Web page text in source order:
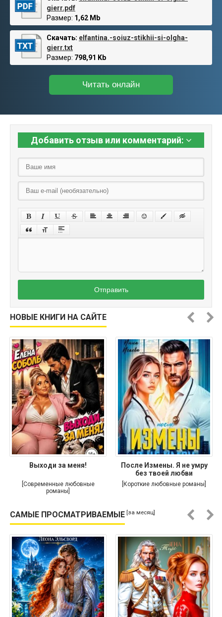
gierr.pdf
Размер: 1,62 Mb
Скачать: elfantina.-soiuz-stikhii-si-olgha-
gierr.txt
Размер: 798,91 Kb
Читать онлайн
Добавить отзыв или комментарий:
Отправить
НОВЫЕ КНИГИ НА САЙТЕ
Выходи за меня!
[Современные любовные
романы]
После Измены. Я не умру
без твоей любви
[Короткие любовные романы]
САМЫЕ ПРОСМАТРИВАЕМЫЕ [за месяц]